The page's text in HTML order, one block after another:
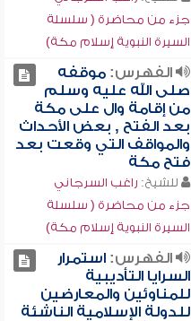
جزء من محاضرة ( سلسلة
السيرة النبوية إسلام مكة)
الفهرس:موقفه
صلى الله عليه وسلم
من إقامة وال على مكة
بعد الفتح , بعض الأحداث
والمواقف التي وقعت بعد
فتح مكة
للشيخ: راغب السرجاني
جزء من محاضرة ( سلسلة
السيرة النبوية إسلام مكة)
الفهرس:استمرار
السرايا التأديبية
للمناوئين والمعارضين
للدولة الإسلامية الناشئة